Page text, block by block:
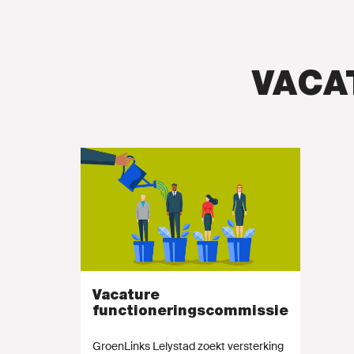
Vacature
functioneringscommissie
GroenLinks Lelystad zoekt versterking
Doe mee!